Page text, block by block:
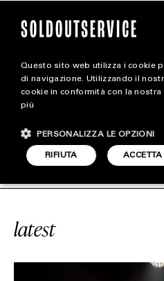
#SCENOGRAFIA
latest
Questo sito web utilizza i cookie
di navigazione. Utilizzando il
cookie in conformità con la nostra
più
ACCETTA
RIFIUTA
PERSONALIZZA LE OPZIONI